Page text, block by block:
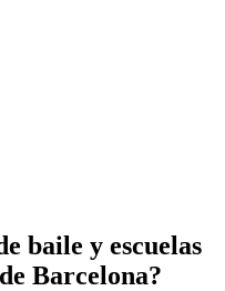
baile y escuelas
Barcelona?